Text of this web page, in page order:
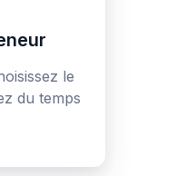
le
du temps